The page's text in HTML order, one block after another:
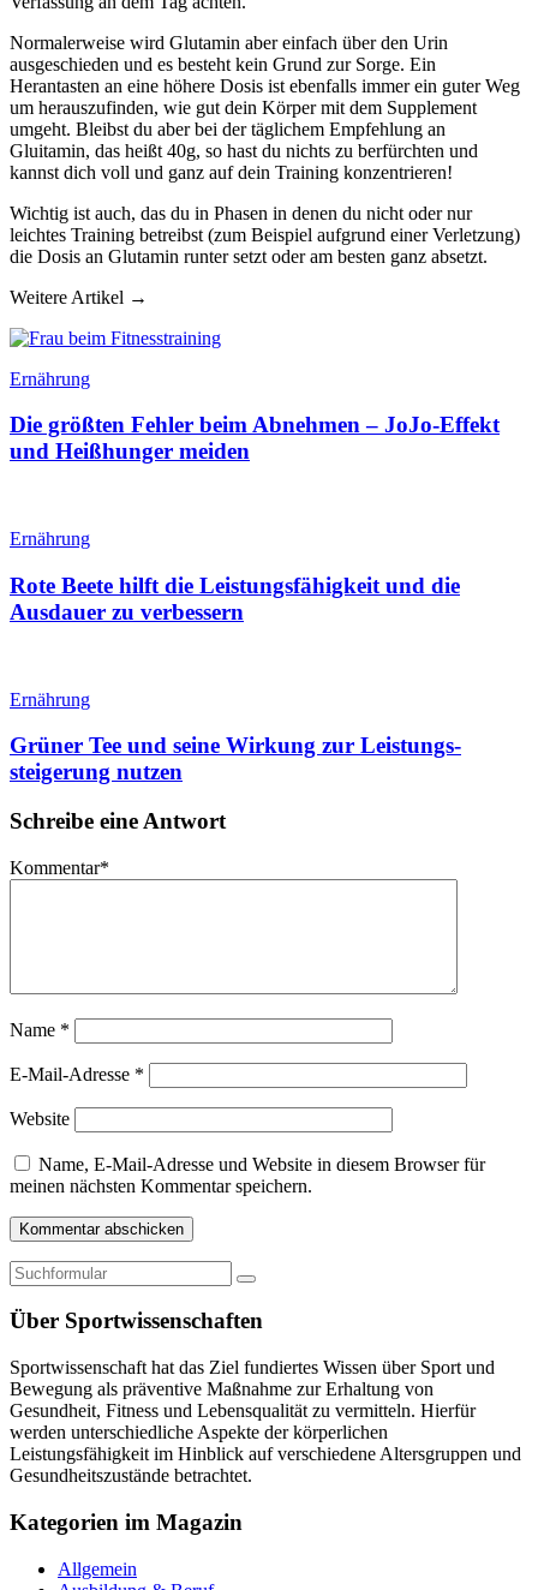
Normalerweise wird Glutamin aber einfach über den Urin
ausgeschieden und es besteht kein Grund zur Sorge. Ein
Herantasten an eine höhere Dosis ist ebenfalls immer ein guter Weg
um herauszufinden, wie gut dein Körper mit dem Supplement
umgeht. Bleibst du aber bei der täglichem Empfehlung an
Gluitamin, das heißt 40g, so hast du nichts zu berfürchten und
kannst dich voll und ganz auf dein Training konzentrieren!
Wichtig ist auch, das du in Phasen in denen du nicht oder nur
leichtes Training betreibst (zum Beispiel aufgrund einer Verletzung)
die Dosis an Glutamin runter setzt oder am besten ganz absetzt.
Weitere Artikel →
Ernährung
Die größten Fehler beim Abnehmen – JoJo-Effekt
und Heißhunger meiden
Ernährung
Rote Beete hilft die Leistungsfähigkeit und die
Ausdauer zu verbessern
Ernährung
Grüner Tee und seine Wirkung zur Leistungs­
steigerung nutzen
Schreibe eine Antwort
Kommentar*
Name *
E-Mail-Adresse *
Website
Name, E-Mail-Adresse und Website in diesem Browser für
meinen nächsten Kommentar speichern.
Über Sportwissenschaften
Sportwissenschaft hat das Ziel fundiertes Wissen über Sport und
Bewegung als präventive Maßnahme zur Erhaltung von
Gesundheit, Fitness und Lebensqualität zu vermitteln. Hierfür
werden unterschiedliche Aspekte der körperlichen
Leistungsfähigkeit im Hinblick auf verschiedene Altersgruppen und
Gesundheitszustände betrachtet.
Kategorien im Magazin
Allgemein